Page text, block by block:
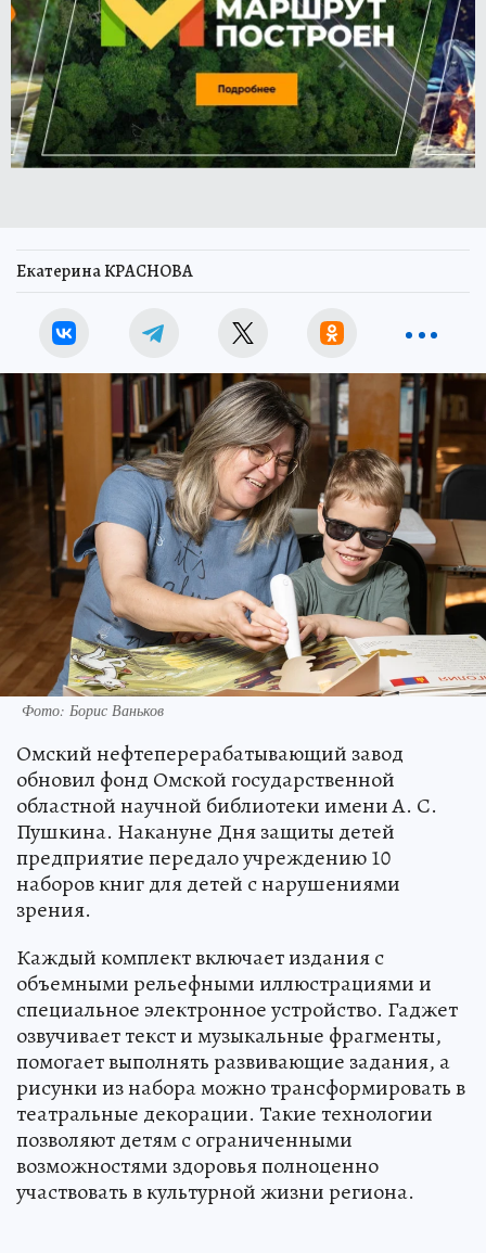
Екатерина КРАСНОВА
Фото: Борис Ваньков
Омский нефтеперерабатывающий завод
обновил фонд Омской государственной
областной научной библиотеки имени А. С.
Пушкина. Накануне Дня защиты детей
предприятие передало учреждению 10
наборов книг для детей с нарушениями
зрения.
Каждый комплект включает издания с
объемными рельефными иллюстрациями и
специальное электронное устройство. Гаджет
озвучивает текст и музыкальные фрагменты,
помогает выполнять развивающие задания, а
рисунки из набора можно трансформировать в
театральные декорации. Такие технологии
позволяют детям с ограниченными
возможностями здоровья полноценно
участвовать в культурной жизни региона.